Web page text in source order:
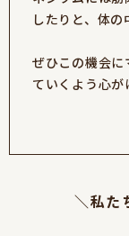
したりと、体の
ぜひこの機会
ていくよう心が
＼私た